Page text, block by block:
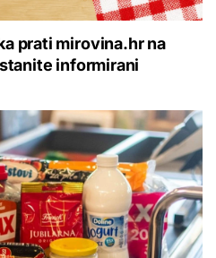
prati mirovina.hr na
informirani